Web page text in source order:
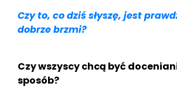
Czy to, co dziś słyszę, jest
dobrze brzmi?
Czy wszyscy chcą być
sposób?